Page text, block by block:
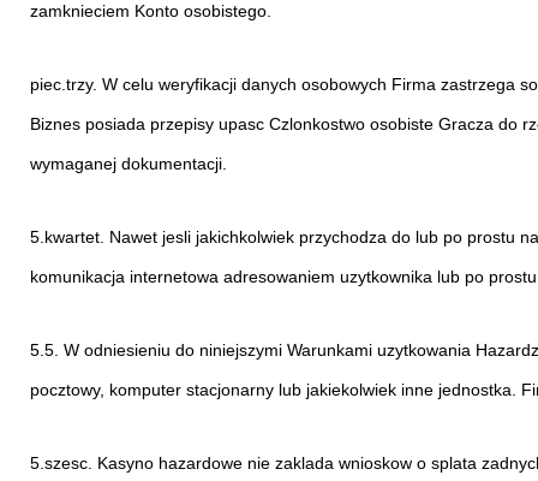
zamknieciem Konto osobistego.
piec.trzy. W celu weryfikacji danych osobowych Firma zastrzega
Biznes posiada przepisy upasc Czlonkostwo osobiste Gracza do
wymaganej dokumentacji.
5.kwartet. Nawet jesli jakichkolwiek przychodza do lub po prostu
komunikacja internetowa adresowaniem uzytkownika lub po
5.5. W odniesieniu do niniejszymi Warunkami uzytkowania
pocztowy, komputer stacjonarny lub jakiekolwiek inne jednostka.
5.szesc. Kasyno hazardowe nie zaklada wnioskow o splata